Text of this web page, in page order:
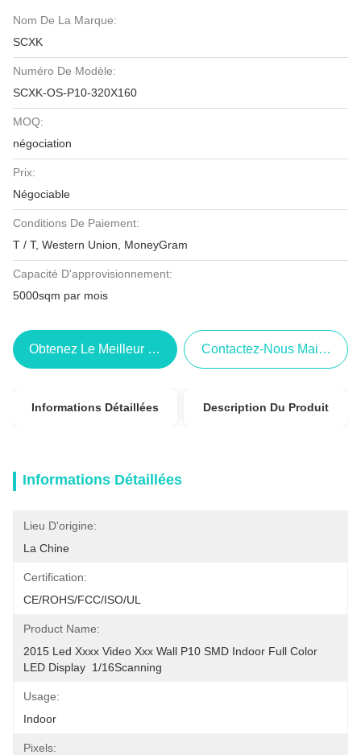
Nom De La Marque:
SCXK
Numéro De Modèle:
SCXK-OS-P10-320X160
MOQ:
négociation
Prix:
Négociable
Conditions De Paiement:
T / T, Western Union, MoneyGram
Capacité D'approvisionnement:
5000sqm par mois
Obtenez Le Meilleur Prix Contactez-Nous Maintenant
Informations Détaillées Description Du Produit
Informations Détaillées
Lieu D'origine:
La Chine
Certification:
CE/ROHS/FCC/ISO/UL
Product Name:
2015 Led Xxxx Video Xxx Wall P10 SMD Indoor Full Color
LED Display  1/16Scanning
Usage:
Indoor
Pixels: